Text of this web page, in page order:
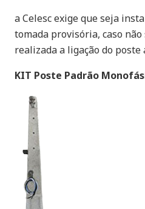
a Celesc exige que seja
tomada provisória, caso
realizada a ligação do poste
KIT Poste Padrão